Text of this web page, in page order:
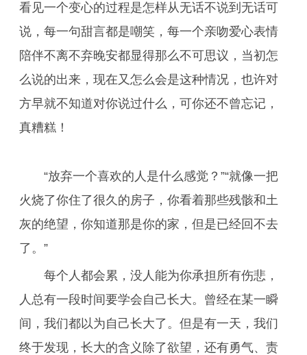
看见一个变心的过程是怎样从无话不说到无话可
说，每一句甜言都是嘲笑，每一个亲吻爱心表情
陪伴不离不弃晚安都显得那么不可思议，当初怎
么说的出来，现在又怎么会是这种情况，也许对
方早就不知道对你说过什么，可你还不曾忘记，
真糟糕！
“放弃一个喜欢的人是什么感觉？”“就像一把
火烧了你住了很久的房子，你看着那些残骸和土
灰的绝望，你知道那是你的家，但是已经回不去
了。”
每个人都会累，没人能为你承担所有伤悲，
人总有一段时间要学会自己长大。曾经在某一瞬
间，我们都以为自己长大了。但是有一天，我们
终于发现，长大的含义除了欲望，还有勇气、责